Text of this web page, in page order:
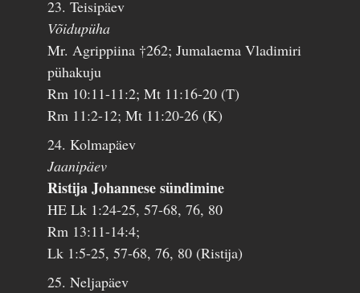
23. Teisipäev
Võidupüha
Mr. Agrippiina †262; Jumalaema Vladimiri
pühakuju
Rm 10:11-11:2; Mt 11:16-20 (T)
Rm 11:2-12; Mt 11:20-26 (K)
24. Kolmapäev
Jaanipäev
Ristija Johannese sündimine
HE Lk 1:24-25, 57-68, 76, 80
Rm 13:11-14:4;
Lk 1:5-25, 57-68, 76, 80 (Ristija)
25. Neljapäev